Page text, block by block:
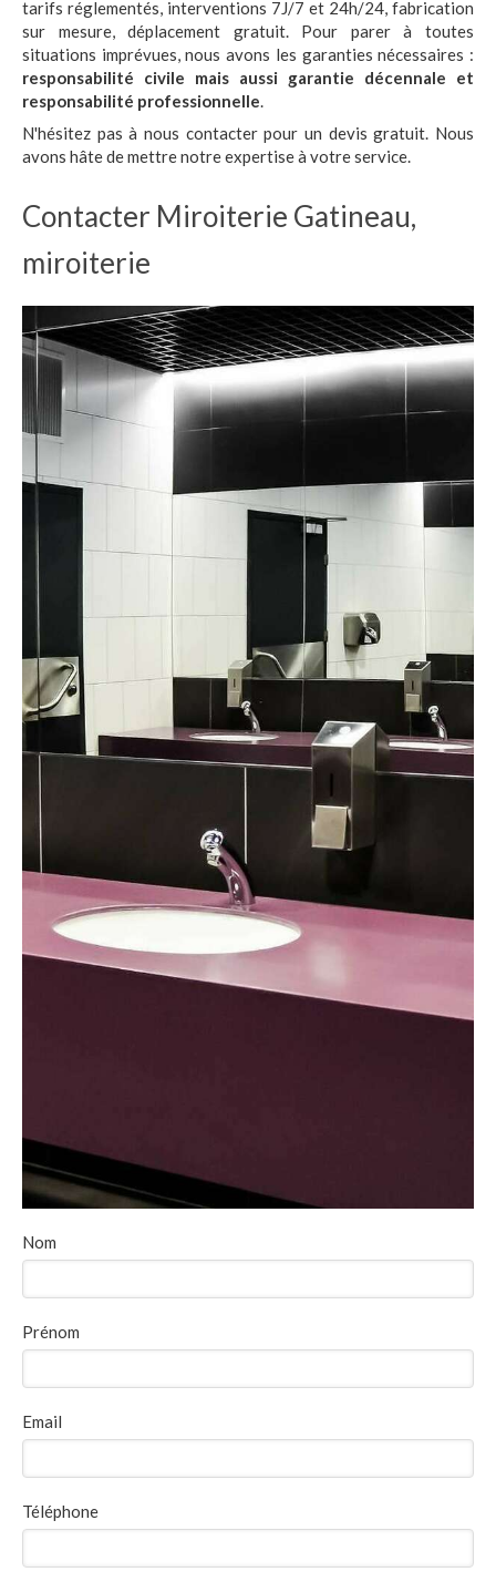
tarifs réglementés, interventions 7J/7 et 24h/24, fabrication
sur mesure, déplacement gratuit. Pour parer à toutes
situations imprévues, nous avons les garanties nécessaires :
responsabilité civile mais aussi garantie décennale et
responsabilité professionnelle.
N'hésitez pas à nous contacter pour un devis gratuit. Nous
avons hâte de mettre notre expertise à votre service.
Contacter Miroiterie Gatineau,
miroiterie
Nom
Prénom
Email
Téléphone